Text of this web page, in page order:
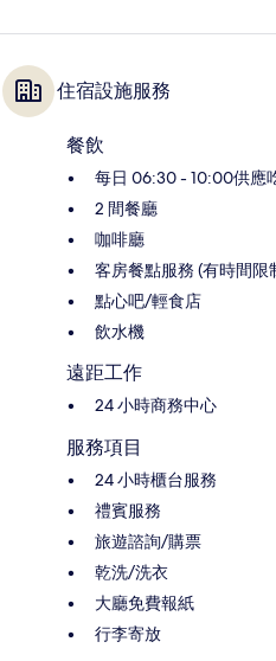
住宿設施服務
餐飲
每日 06:30 - 10:00供應
2 間餐廳
咖啡廳
客房餐點服務 (有時間限
點心吧/輕食店
飲水機
遠距工作
24 小時商務中心
服務項目
24 小時櫃台服務
禮賓服務
旅遊諮詢/購票
乾洗/洗衣
大廳免費報紙
行李寄放